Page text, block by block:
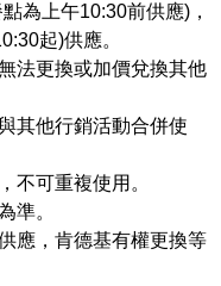
為上午10:30前供應)，
起)供應。
法更換或加價兌換其他
其他行銷活動合併使
不可重複使用。
準。
應，肯德基有權更換等